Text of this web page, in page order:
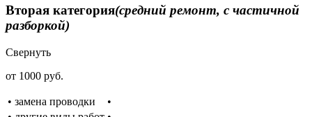
Вторая категория(средний ремонт, с частичной
разборкой)
Свернуть
от 1000 руб.
• замена проводки
•